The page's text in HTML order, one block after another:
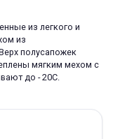
из легкого и
из
полусапожек
мягким мехом с
до - 20С.